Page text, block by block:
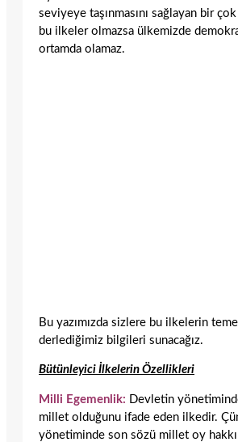
seviyeye taşınmasını sağlayan bir
bu ilkeler olmazsa ülkemizde
ortamda olamaz.
Bu yazımızda sizlere bu ilkelerin
derlediğimiz bilgileri sunacağız.
Bütünleyici İlkelerin Özellikleri
Milli Egemenlik: Devletin
millet olduğunu ifade eden ilkedir.
yönetiminde son sözü millet oy